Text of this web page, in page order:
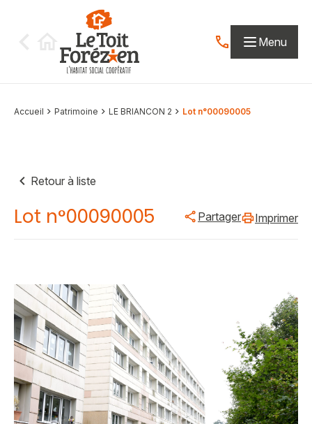
Contactez-nous
Menu
Accueil Patrimoine LE BRIANCON 2 Lot n°00090005
Retour à liste
Lot n°00090005 Partager Imprimer